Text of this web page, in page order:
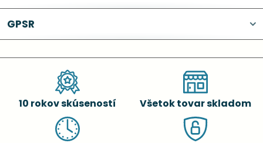
GPSR
10 rokov skúseností Všetok tovar skladom